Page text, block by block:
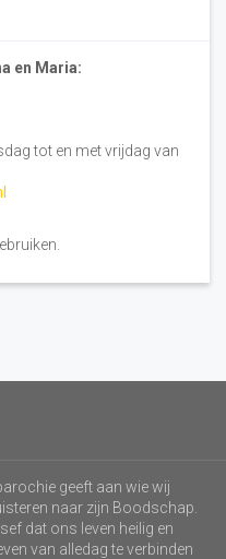
en Maria:
tot en met vrijdag van
geeft aan wie wij
naar zijn Boodschap.
dat ons leven heilig en
van alledag te verbinden